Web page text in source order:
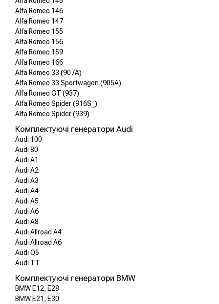
Alfa Romeo 146
Alfa Romeo 147
Alfa Romeo 155
Alfa Romeo 156
Alfa Romeo 159
Alfa Romeo 166
Alfa Romeo 33 (907A)
Alfa Romeo 33 Sportwagon (905A)
Alfa Romeo GT (937)
Alfa Romeo Spider (916S_)
Alfa Romeo Spider (939)
Комплектуючі генератори Audi
Audi 100
Audi 80
Audi A1
Audi A2
Audi A3
Audi A4
Audi A5
Audi A6
Audi A8
Audi Allroad A4
Audi Allroad A6
Audi Q5
Audi TT
Комплектуючі генератори BMW
BMW E12, E28
BMW E21, E30